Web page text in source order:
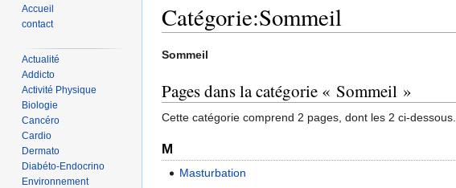
Catégorie:Sommeil
Sauter
la
navigation
Sauter
la
recherche
Sommeil
Pages dans la catégorie « Sommeil »
Cette catégorie comprend 2 pages, dont les 2 ci-dessous.
M
Masturbation
Accueil
contact
Actualité
Addicto
Activité Physique
Biologie
Cancéro
Cardio
Dermato
Diabéto-Endocrino
Environnement